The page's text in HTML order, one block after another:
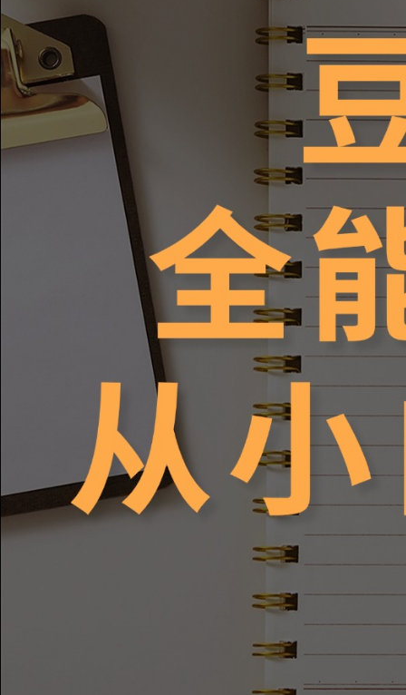
021 第21课：辅导孩子作文
022 第22课：销售(带货）话术
023 第23课：撰写论文
第24课：市场研究报告
第25课：工作总结汇报
第26课：诗歌和歌曲
第27课：朋友圈内容创作
第28课：生成策划方案
第29课：编写教学教案
第30课：创建爽文小说